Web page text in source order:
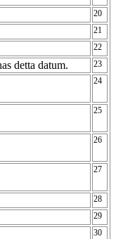
20
21
22
detta datum. 23
24
25
26
27
28
29
30